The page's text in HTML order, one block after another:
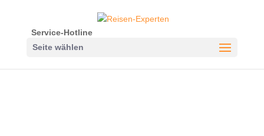
Service-Hotline
Seite wählen